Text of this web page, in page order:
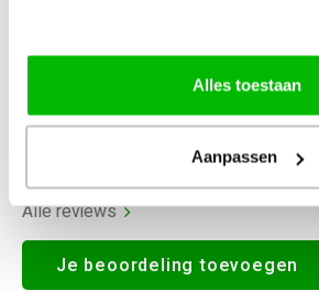
Alles toestaan
Aanpassen
Alle reviews
Je beoordeling toevoegen